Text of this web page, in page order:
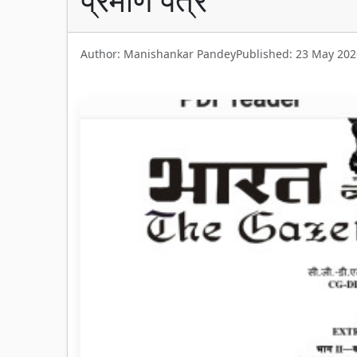
Author: Manishankar PandeyPublished: 23 May